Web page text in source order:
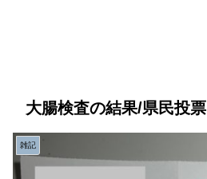
大腸検査の結果/県民投票
雑記